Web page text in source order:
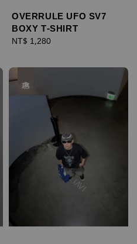
OVERRULE UFO SV7
BOXY T-SHIRT
Regular
NT$ 1,280